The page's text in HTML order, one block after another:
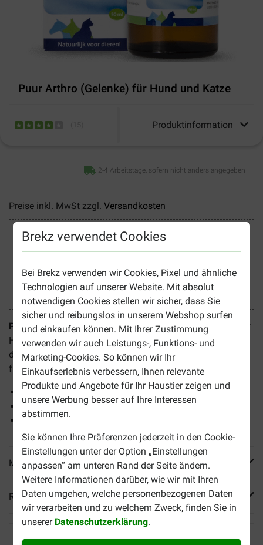
Brekz verwendet Cookies
Bei Brekz verwenden wir Cookies, Pixel und ähnliche
Technologien auf unserer Website. Mit absolut
notwendigen Cookies stellen wir sicher, dass Sie
sicher und reibungslos in unserem Webshop surfen
und einkaufen können. Mit Ihrer Zustimmung
verwenden wir auch Leistungs-, Funktions- und
Marketing-Cookies. So können wir Ihr
Einkaufserlebnis verbessern, Ihnen relevante
Produkte und Angebote für Ihr Haustier zeigen und
unsere Werbung besser auf Ihre Interessen
abstimmen.
Sie können Ihre Präferenzen jederzeit in den Cookie-
Einstellungen unter der Option „Einstellungen
anpassen“ am unteren Rand der Seite ändern.
Weitere Informationen darüber, wie wir mit Ihren
Daten umgehen, welche personenbezogenen Daten
wir verarbeiten und zu welchem Zweck, finden Sie in
unserer Datenschutzerklärung.
Puur Arthro (Gelenke) für Hund und Katze
Produktinformation
2-4 Arbeitstage, sofern nicht anders angegeben
Preise inkl. MwSt zzgl. Versandkosten
Sicher Einkaufen
Puur Arthro (Gelenke) für Hund und Katzeist geeignet für
Hunde und Katzen mit Gelenkbeschwerden. Es unterstützt
die Gelenke, hat eine schmerzlindernde Wirkung und sorgt
für einen gesunden Bewegungsapparat.
Zur Unterstützung der Gelenke
Geeignet für Hunde und Katzen
Flüssiges Nahrungsergänzungsmittel
Mehr Produktinfos
Reviews